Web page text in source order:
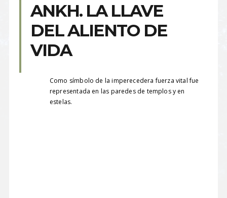
ANKH. LA LLAVE
DEL ALIENTO DE
VIDA
Como símbolo de la imperecedera fuerza vital fue
representada en las paredes de templos y en
estelas.